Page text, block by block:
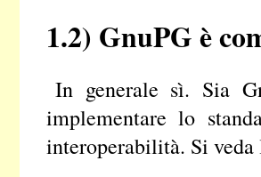
1.2) GnuPG è
In generale sì. Sia
implementare lo
interoperabilità. Si